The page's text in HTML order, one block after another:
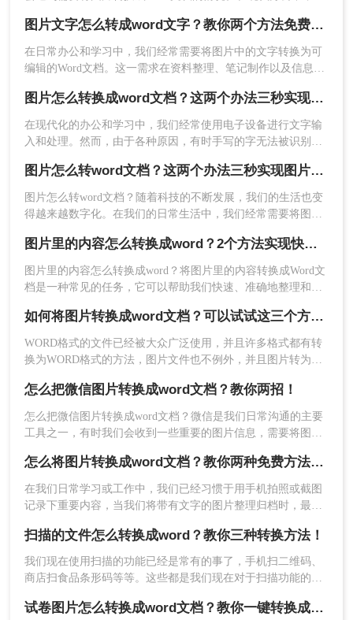
以上就是本期怎么将图片转换成word格式的方法介绍了~觉得
还不错的话记得点个赞哦！
工作中的文件，还是整理学习资料，将图片转换成Word文档可
以更方便地编辑和修改。这时候，我们需要借助一些工具来进
行图片识别和文字转换。那么，有哪些方法可以实现这一目标
图片文字怎么转成word文字？教你两个方法免费转换！
在日常办公和学习中，我们经常需要将图片中的文字转换为可
编辑的Word文档。这一需求在资料整理、笔记制作以及信息提
文将介绍几种将图片转文字并弄成Word文档的方法，帮助您轻
松实现这一操作。
图片怎么转换成word文档？这两个办法三秒实现图片转文字
在现代化的办公和学习中，我们经常使用电子设备进行文字输
入和处理。然而，由于各种原因，有时手写的字无法被识别出
字出现时，我们应该采取哪些方法呢？本文将介绍一些图片怎
么转换成word文档方法。
图片怎么转word文档？这两个办法三秒实现图片转文字
图片怎么转word文档？随着科技的不断发展，我们的生活也变
得越来越数字化。在我们的日常生活中，我们经常需要将图片
图片里的内容怎么转换成word？2个方法实现快速转换！
图片里的内容怎么转换成word？将图片里的内容转换成Word文
档是一种常见的任务，它可以帮助我们快速、准确地整理和编
如何将图片转换成word文档？可以试试这三个方法！
WORD格式的文件已经被大众广泛使用，并且许多格式都有转
换为WORD格式的方法，图片文件也不例外，并且图片转为的
为可编辑的WORD该如何操作呢，下面转转师妹为大家讲解一
下如何将图片转换成word文档。
怎么把微信图片转换成word文档？教你两招！
怎么把微信图片转换成word文档？微信是我们日常沟通的主要
工具之一，有时我们会收到一些重要的图片信息，需要将图片
中，我们经常会遇到需要将微信图片转换成Word文档的情况。
然而，微信并没有提供直接将图片转换成Word文档的功能，这
给我们带来了一定的困扰。不过，幸运的是，有二个方法可以
帮助我们解决这个问题。
怎么将图片转换成word文档？教你两种免费方法转换！
在我们日常学习或工作中，我们已经习惯于用手机拍照或截图
记录下重要内容，当我们将带有文字的图片整理归档时，最先
且容易出错，那么怎么将图片转换成word文档呢？下面小编就
来分享两种直接转换的方法，希望能对大家有所帮助。
扫描的文件怎么转换成word？教你三种转换方法！
我们现在使用扫描的功能已经是常有的事了，手机扫二维码、
商店扫食品条形码等等。这些都是我们现在对于扫描功能的应
吗？接下来就让我们来给大家介绍扫描的文件怎么转换成word
试卷图片怎么转换成word文档？教你一键转换成文档格式！